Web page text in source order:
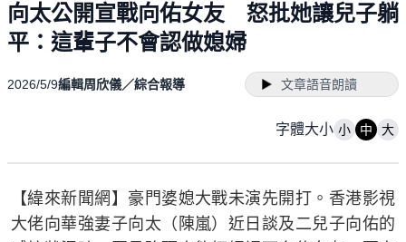
向太公開宣戰向佑女友 怒批她讓兒子躺
平：這輩子不會認做媳婦
2026/5/9編輯周欣儀／綜合報導 文章語音朗讀
字體大小 小 中 大
【緯來新聞網】豪門婆媳大戰未演先開打。香港影視
大佬向華強妻子向太（陳嵐）近日談及二兒子向佑的